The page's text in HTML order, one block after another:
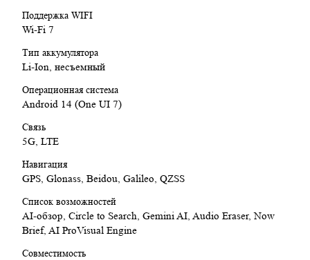
Поддержка WIFI
Wi-Fi 7
Тип аккумулятора
Li-Ion, несъемный
Операционная система
Android 14 (One UI 7)
Связь
5G, LTE
Навигация
GPS, Glonass, Beidou, Galileo, QZSS
Список возможностей
AI-обзор, Circle to Search, Gemini AI, Audio Eraser, Now
Brief, AI ProVisual Engine
Совместимость